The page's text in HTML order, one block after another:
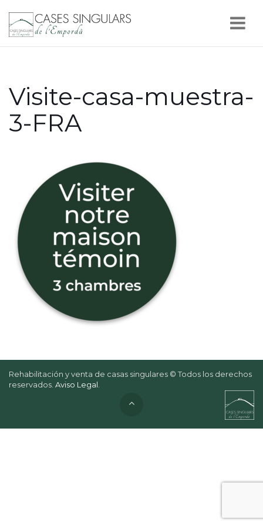
Visite-casa-muestra-
3-FRA
Rehabilitación y venta de casas singulares © Todos los derechos
reservados. Aviso Legal